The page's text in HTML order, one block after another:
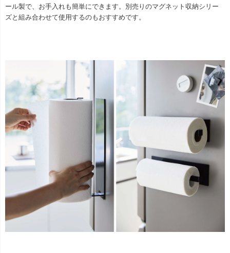
ール製で、お手入れも簡単にできます。別売りのマグネット収納シリー
ズと組み合わせて使用するのもおすすめです。